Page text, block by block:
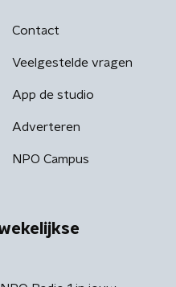
Contact
Veelgestelde vragen
App de studio
Adverteren
NPO Campus